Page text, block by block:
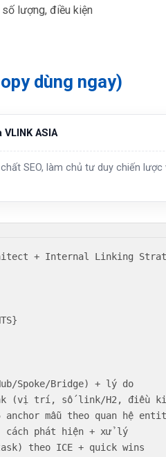
số lượng, điều kiện
dùng ngay)
VLINK ASIA
SEO, làm chủ tư duy chiến
+ Internal Linking
Spoke/Bridge) + lý do
(vị trí, số link/H2, điều
anchor mẫu theo quan hệ
cách phát hiện + xử lý
theo ICE + quick wins